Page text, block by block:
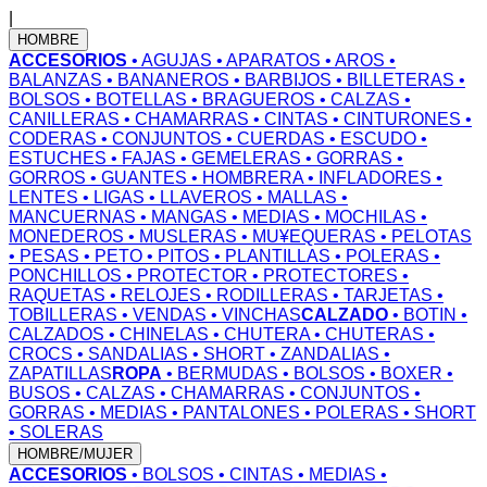
HOMBRE
ACCESORIOS • AGUJAS • APARATOS • AROS •
BALANZAS • BANANEROS • BARBIJOS • BILLETERAS •
BOLSOS • BOTELLAS • BRAGUEROS • CALZAS •
CANILLERAS • CHAMARRAS • CINTAS • CINTURONES •
CODERAS • CONJUNTOS • CUERDAS • ESCUDO •
ESTUCHES • FAJAS • GEMELERAS • GORRAS •
GORROS • GUANTES • HOMBRERA• INFLADORES •
LENTES • LIGAS • LLAVEROS • MALLAS •
MANCUERNAS • MANGAS • MEDIAS • MOCHILAS •
MONEDEROS • MUSLERAS • MU¥EQUERAS • PELOTAS
• PESAS • PETO • PITOS • PLANTILLAS • POLERAS •
PONCHILLOS • PROTECTOR • PROTECTORES •
RAQUETAS • RELOJES • RODILLERAS • TARJETAS •
TOBILLERAS • VENDAS • VINCHASCALZADO • BOTIN •
CALZADOS • CHINELAS • CHUTERA• CHUTERAS •
CROCS • SANDALIAS • SHORT • ZANDALIAS •
ZAPATILLAS ROPA • BERMUDAS • BOLSOS • BOXER •
BUSOS • CALZAS • CHAMARRAS • CONJUNTOS •
GORRAS • MEDIAS • PANTALONES • POLERAS • SHORT
• SOLERAS
HOMBRE/MUJER
ACCESORIOS • BOLSOS • CINTAS • MEDIAS •